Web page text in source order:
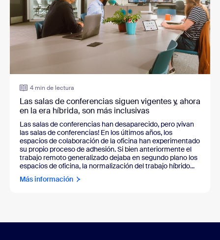
4 min de lectura
Las salas de conferencias siguen vigentes y, ahora
en la era híbrida, son más inclusivas
Las salas de conferencias han desaparecido, pero ¡vivan
las salas de conferencias! En los últimos años, los
espacios de colaboración de la oficina han experimentado
su propio proceso de adhesión. Si bien anteriormente el
trabajo remoto generalizado dejaba en segundo plano los
espacios de oficina, la normalización del trabajo híbrido...
Más información